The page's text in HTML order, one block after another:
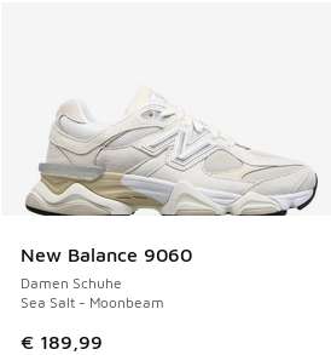
New Balance 9060
Damen Schuhe
Sea Salt - Moonbeam
€ 189,99